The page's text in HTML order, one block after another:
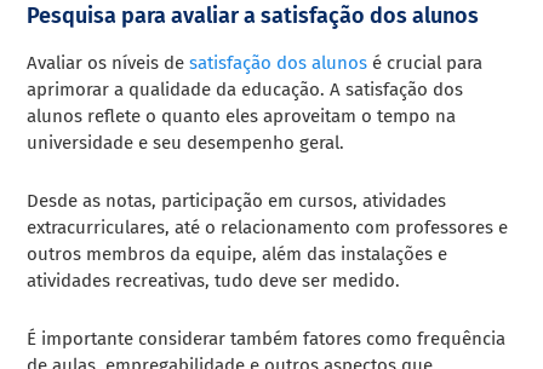
Pesquisa para avaliar a satisfação dos alunos
Avaliar os níveis desatisfação dos alunos é crucial para
aprimorar a qualidade da educação. A satisfação dos
alunos reflete o quanto eles aproveitam o tempo na
universidade e seu desempenho geral.
Desde as notas, participação em cursos, atividades
extracurriculares, até o relacionamento com professores e
outros membros da equipe, além das instalações e
atividades recreativas, tudo deve ser medido.
É importante considerar também fatores como frequência